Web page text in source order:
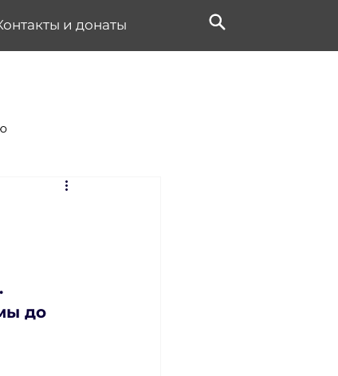
и донаты
до